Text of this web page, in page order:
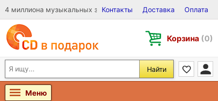
4 миллиона музыкальных записей на Виниле, CD и DVD
Контакты Доставка Оплата
Корзина (0)
Найти
Меню